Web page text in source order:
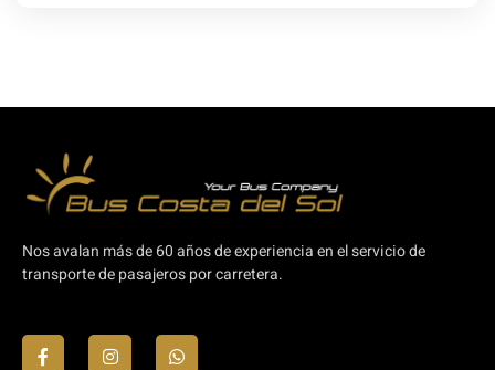
Nos avalan más de 60 años de experiencia en el servicio de
transporte de pasajeros por carretera.